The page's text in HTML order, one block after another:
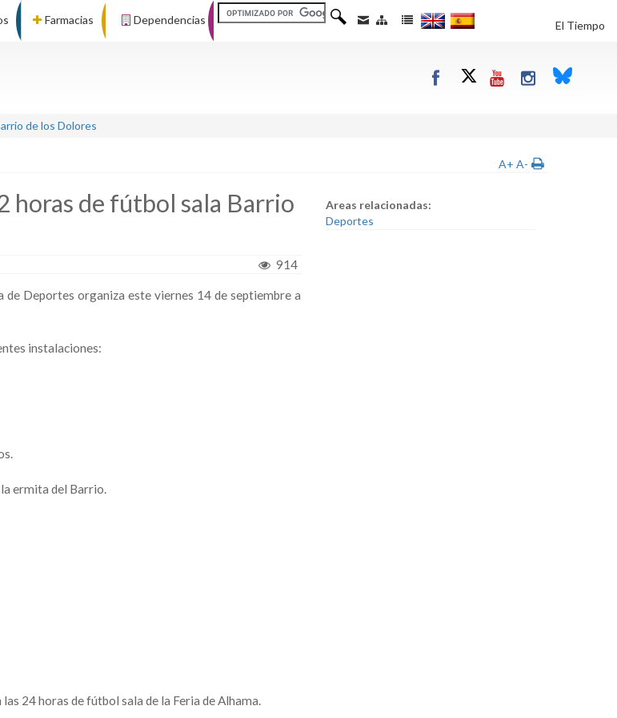
Farmacias Dependencias El Tiempo
de los Dolores
A+ A-
horas de fútbol sala Barrio
914
Deportes organiza este viernes 14 de septiembre a
instalaciones:
ermita del Barrio.
24 horas de fútbol sala de la Feria de Alhama.
Areas relacionadas:
Deportes